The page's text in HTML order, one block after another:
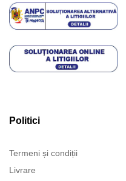
Politici
Termeni și condiții
Livrare